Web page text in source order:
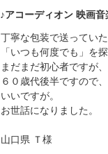
♪アコーディオン 映画音
丁寧な包装で送ってい
「いつも何度でも」を
まだまだ初心者ですが
６０歳代後半ですので
いいですが。
お世話になりました。
山口県 Ｔ様